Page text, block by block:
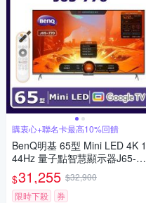
購衷心+聯名卡最高10%回饋
BenQ明基 65型 Mini LED 4K 1
44Hz 量子點智慧顯示器J65-77
0 送勳風16吋循環立扇 HFB-K0
821
$31,255 $32,900
限時下殺
券